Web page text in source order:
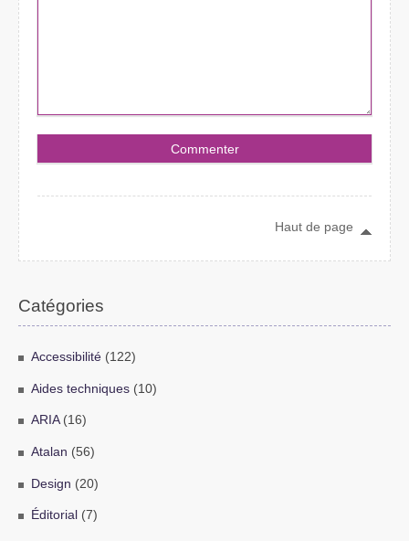
Haut de page
Catégories
Accessibilité(122)
Aides techniques(10)
ARIA(16)
Atalan (56)
Design (20)
Éditorial (7)